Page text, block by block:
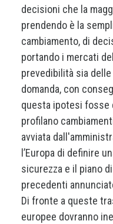
decisioni che la
prendendo è la
cambiamento, di
portando i mercati
prevedibilità sia
domanda, con
questa ipotesi fosse
profilano
avviata
l’Europa di definire
sicurezza e il piano
precedenti
Di fronte a queste
europee dovranno